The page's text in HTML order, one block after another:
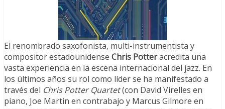
El renombrado saxofonista, multi-instrumentista y
compositor estadounidense Chris Potteracredita una
vasta experiencia en la escena internacional del jazz. En
los últimos años su rol como líder se ha manifestado a
través del Chris Potter Quartet(con David Virelles en
piano, Joe Martin en contrabajo y Marcus Gilmore en